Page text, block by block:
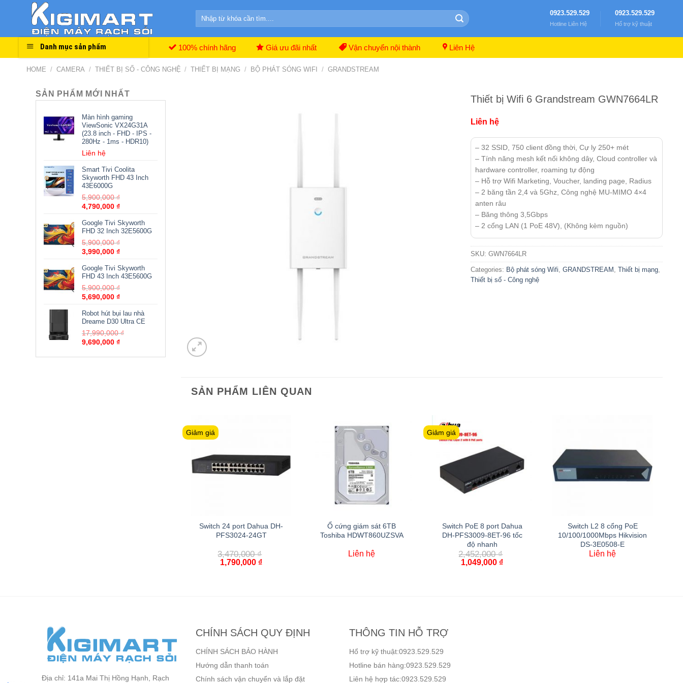
Search
0923.529.529
Hotline Liên Hệ
0923.529.529
Hổ trợ kỹ thuật
Danh mục sản phẩm 100% chính hãng Giá ưu đãi nhất Vận chuyển nội thành Liên Hệ
HOME / CAMERA / THIẾT BỊ SỐ - CÔNG NGHỆ / THIẾT BỊ MẠNG / BỘ PHÁT SÓNG WIFI / GRANDSTREAM
SẢN PHẨM MỚI NHẤT
Màn hình gaming
ViewSonic VX24G31A
(23.8 inch - FHD - IPS -
280Hz - 1ms - HDR10)
Liên hệ
Smart Tivi Coolita
Skyworth FHD 43 Inch
43E6000G
5,900,000₫
4,790,000 ₫
Google Tivi Skyworth
FHD 32 Inch 32E5600G
5,900,000₫
3,990,000 ₫
Google Tivi Skyworth
FHD 43 Inch 43E5600G
5,900,000₫
5,690,000 ₫
Robot hút bụi lau nhà
Dreame D30 Ultra CE
17,990,000₫
9,690,000 ₫
Thiết bị Wifi 6 Grandstream GWN7664LR
Liên hệ
– 32 SSID, 750 client đồng thời, Cự ly 250+ mét
– Tính năng mesh kết nối không dây, Cloud controller và
hardware controller, roaming tự động
– Hỗ trợ Wifi Marketing, Voucher, landing page, Radius
– 2 băng tần 2,4 và 5Ghz, Công nghệ MU-MIMO 4×4
anten râu
– Băng thông 3,5Gbps
– 2 cổng LAN (1 PoE 48V), (Không kèm nguồn)
SKU:GWN7664LR
Categories: Bộ phát sóng Wifi,GRANDSTREAM ,Thiết bị mạng,
Thiết bị số - Công nghệ
SẢN PHẨM LIÊN QUAN
Giảm giá
Switch 24 port Dahua DH-
PFS3024-24GT
3,470,000₫
1,790,000 ₫
Ổ cứng giám sát 6TB
Toshiba HDWT860UZSVA
Liên hệ
Giảm giá
Switch PoE 8 port Dahua
DH-PFS3009-8ET-96 tốc
độ nhanh
2,452,000₫
1,049,000 ₫
Switch L2 8 cổng PoE
10/100/1000Mbps Hikvision
DS-3E0508-E
Liên hệ
Địa chỉ: 141a Mai Thị Hồng Hạnh, Rạch
CHÍNH SÁCH QUY ĐỊNH
CHÍNH SÁCH BẢO HÀNH
Hướng dẫn thanh toán
Chính sách vận chuyển và lắp đặt
THÔNG TIN HỖ TRỢ
Hổ trợ kỹ thuật:0923.529.529
Hotline bán hàng:0923.529.529
Liên hệ hợp tác:0923.529.529